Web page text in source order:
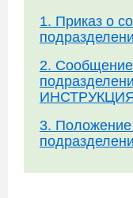
1. Приказ о
2. Сообщение
3.